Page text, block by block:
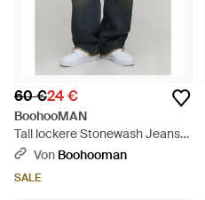
60 €24 €
BoohooMAN
Tall lockere Stonewash Jeans
mit ausgefranstem Saum -
Von Boohooman
SALE